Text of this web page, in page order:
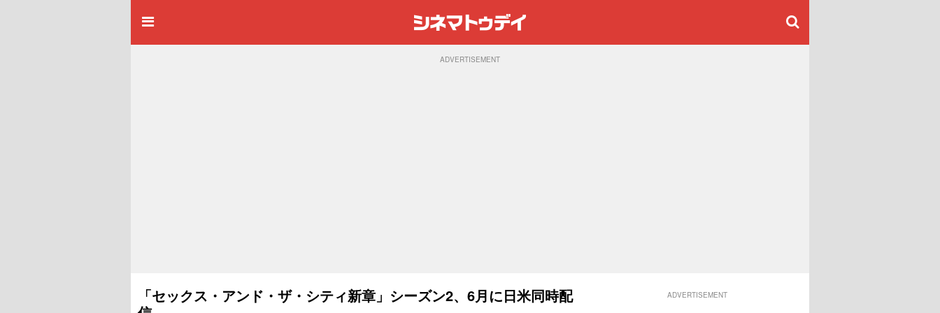
ADVERTISEMENT
「セックス・アンド・ザ・シティ新章」シーズン2、6月に日米同時配
ADVERTISEMENT